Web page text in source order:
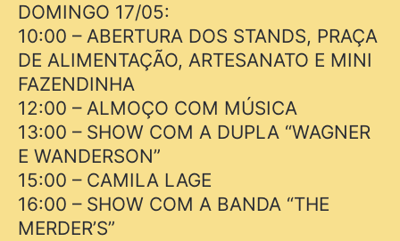
DOMINGO 17/05:
10:00 – ABERTURA DOS STANDS, PRAÇA
DE ALIMENTAÇÃO, ARTESANATO E MINI
FAZENDINHA
12:00 – ALMOÇO COM MÚSICA
13:00 – SHOW COM A DUPLA “WAGNER
E WANDERSON”
15:00 – CAMILA LAGE
16:00 – SHOW COM A BANDA “THE
MERDER’S”